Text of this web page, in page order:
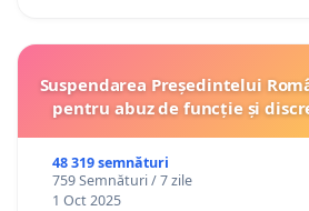
Suspendarea Președintelui
pentru abuz de funcție și
48 319 semnături
759 Semnături / 7 zile
1 Oct 2025